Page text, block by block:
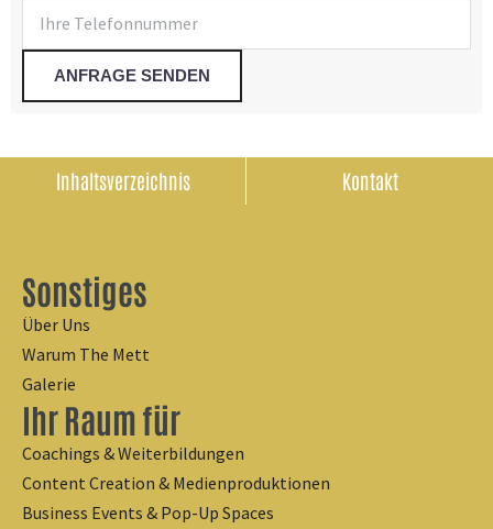
Inhaltsverzeichnis Kontakt
Sonstiges
Über Uns
Warum The Mett
Galerie
Ihr Raum für
Coachings & Weiterbildungen
Content Creation & Medienproduktionen
Business Events & Pop-Up Spaces